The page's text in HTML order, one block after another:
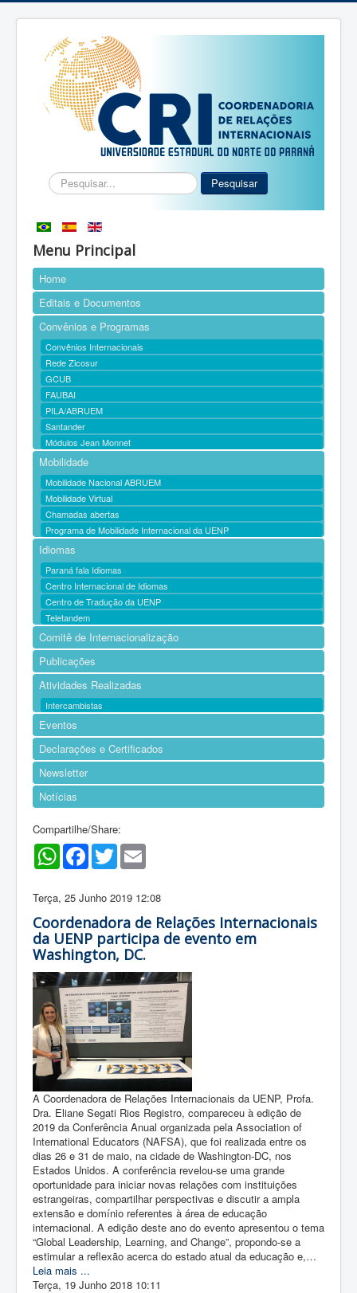
Pesquisar... Pesquisar
Menu Principal
Home
Editais e Documentos
Convênios e Programas
Convênios Internacionais
Rede Zicosur
GCUB
FAUBAI
PILA/ABRUEM
Santander
Módulos Jean Monnet
Mobilidade
Mobilidade Nacional ABRUEM
Mobilidade Virtual
Chamadas abertas
Programa de Mobilidade Internacional da UENP
Idiomas
Paraná fala Idiomas
Centro Internacional de Idiomas
Centro de Tradução da UENP
Teletandem
Comitê de Internacionalização
Publicações
Atividades Realizadas
Intercambistas
Eventos
Declarações e Certificados
Newsletter
Notícias
Compartilhe/Share:
WhatsAppFacebookTwitter
Terça, 25 Junho 2019 12:08
Coordenadora de Relações Internacionais
da UENP participa de evento em
Washington, DC.
A Coordenadora de Relações Internacionais da UENP, Profa.
Dra. Eliane Segati Rios Registro, compareceu à edição de
2019 da Conferência Anual organizada pela Association of
International Educators (NAFSA), que foi realizada entre os
dias 26 e 31 de maio, na cidade de Washington-DC, nos
Estados Unidos. A conferência revelou-se uma grande
oportunidade para iniciar novas relações com instituições
estrangeiras, compartilhar perspectivas e discutir a ampla
extensão e domínio referentes à área de educação
internacional. A edição deste ano do evento apresentou o tema
“Global Leadership, Learning, and Change”, propondo-se a
estimular a reflexão acerca do estado atual da educação e,…
Leia mais ...
Terça, 19 Junho 2018 10:11